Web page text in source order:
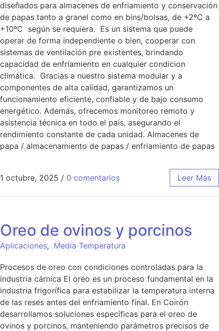
diseñados para almacenes de enfriamiento y conservación
de papas tanto a granel como en bins/bolsas, de +2ºC a
+10ºC según se requiera. Es un sistema que puede
operar de forma independiente o bien, cooperar con
sistemas de ventilación pre existentes, brindando
capacidad de enfriamiento en cualquier condicion
climática. Gracias a nuestro sistema modular y a
componentes de alta calidad, garantizamos un
funcionamiento eficiente, confiable y de bajo consumo
energético. Además, ofrecemos monitoreo remoto y
asistencia técnica en todo el país, asegurando el
rendimiento constante de cada unidad. Almacenes de
papa / almacenamiento de papas / enfriamiento de papas
1 octubre, 2025 / 0 comentarios Leer Más
Oreo de ovinos y porcinos
Aplicaciones, Media Temperatura
Procesos de oreo con condiciones controladas para la
industria cárnica El oreo es un proceso fundamental en la
industria frigorífica para estabilizar la temperatura interna
de las reses antes del enfriamiento final. En Coirón
desarrollamos soluciones específicas para el oreo de
ovinos y porcinos, manteniendo parámetros precisos de